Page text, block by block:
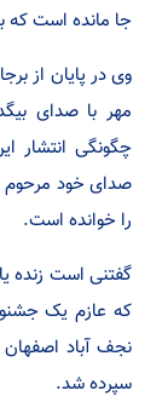
جا مانده است که
وی در پایان از
مهر با صدای
چگونگی انتشار
صدای خود مرحوم
را خوانده است.
که عازم یک
نجف آباد
سپرده شد.